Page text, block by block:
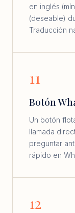
en inglés
(deseable)
Traducción
11
Botón
Un botón
llamada
preguntar
rápido en
12